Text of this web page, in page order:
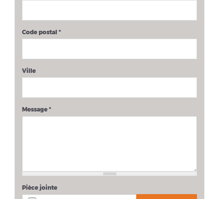
Code postal *
Ville
Message *
Pièce jointe